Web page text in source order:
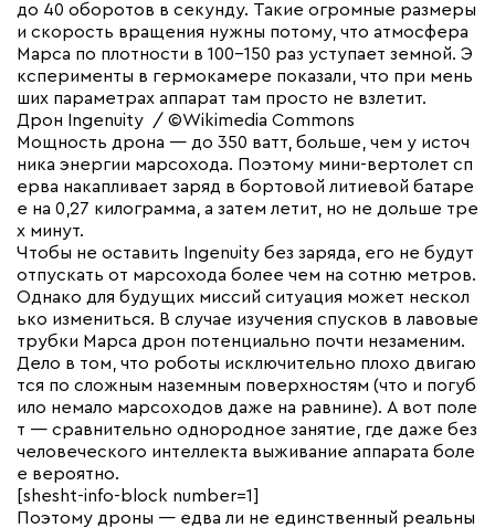
до 40 оборотов в секунду. Такие огромные размеры
и скорость вращения нужны потому, что атмосфера
Марса по плотности в 100-150 раз уступает земной. Э
ксперименты в гермокамере показали, что при мень
ших параметрах аппарат там просто не взлетит.
Дрон Ingenuity / ©Wikimedia Commons
Мощность дрона — до 350 ватт, больше, чем у источ
ника энергии марсохода. Поэтому мини-вертолет сп
ерва накапливает заряд в бортовой литиевой батаре
е на 0,27 килограмма, а затем летит, но не дольше тре
х минут.
Чтобы не оставить Ingenuity без заряда, его не будут
отпускать от марсохода более чем на сотню метров.
Однако для будущих миссий ситуация может нескол
ько измениться. В случае изучения спусков в лавовые
трубки Марса дрон потенциально почти незаменим.
Дело в том, что роботы исключительно плохо двигаю
тся по сложным наземным поверхностям (что и погуб
ило немало марсоходов даже на равнине). А вот поле
т — сравнительно однородное занятие, где даже без
человеческого интеллекта выживание аппарата боле
е вероятно.
[shesht-info-block number=1]
Поэтому дроны — едва ли не единственный реальны